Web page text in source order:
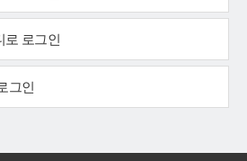
로 로그인
그인